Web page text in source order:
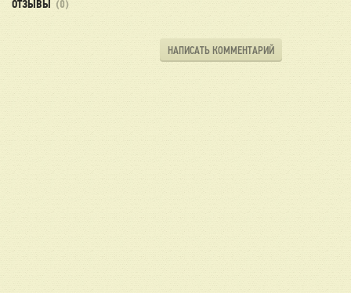
ОТЗЫВЫ (0)
НАПИСАТЬ КОММЕНТАРИЙ